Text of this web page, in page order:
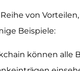
von
Beispiele:
können alle